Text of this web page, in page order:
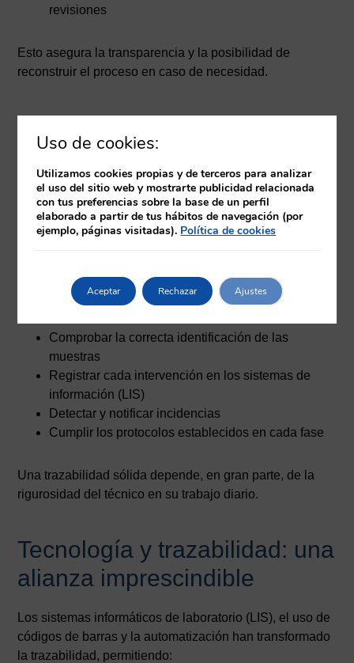
revisiones
Esto asegura la transparencia y la posibilidad de
reconstruir el proceso en caso de necesidad.
laboratorio
El técnico de laboratorio desempeña un rol fundamental
en la trazabilidad. Es quien, en gran medida, garantiza
que cada paso se registre correctamente y que no haya
Sus responsabilidades incluyen:
Comprobar la correcta identificación de las
muestras
Registrar cada intervención en los sistemas de
información (LIS)
Detectar y notificar incidencias
Cumplir los protocolos establecidos en cada fase
Una trazabilidad sólida depende, en gran parte, de la
rigurosidad del técnico en su trabajo diario.
Tecnología y trazabilidad: una
alianza imprescindible
Los sistemas informáticos de laboratorio (LIS), el uso de
códigos de barras y la automatización han transformado
la trazabilidad, permitiendo:
Uso de cookies:
Utilizamos cookies propias y de terceros para analizar
el uso del sitio web y mostrarte publicidad relacionada
con tus preferencias sobre la base de un perfil
elaborado a partir de tus hábitos de navegación (por
ejemplo, páginas visitadas). Política de cookies
Aceptar Rechazar Ajustes